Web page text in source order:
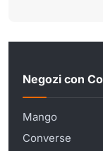
Negozi con
Mango
Converse